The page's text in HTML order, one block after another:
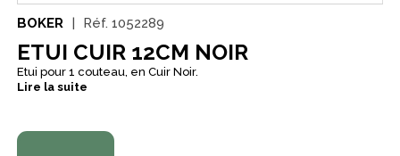
BOKER Réf. 1052289
ETUI CUIR 12CM NOIR
Etui pour 1 couteau, en Cuir Noir.
Lire la suite